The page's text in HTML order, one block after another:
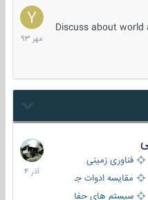
Discuss about
15
مهر
1393
فناوری زمینی
مقایسه ادوات جنگی
سیستم های حفاظت فعال
21
آذر
1404